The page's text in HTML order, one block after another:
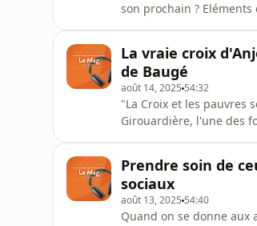
son prochain ?
La vraie croix
de Baugé
août 14, 2025 54:32
"La Croix et les pauvres
Girouardière, l'une des
commencé
Prendre soin de
sociaux
août 13, 2025 54:40
Quand on se donne aux